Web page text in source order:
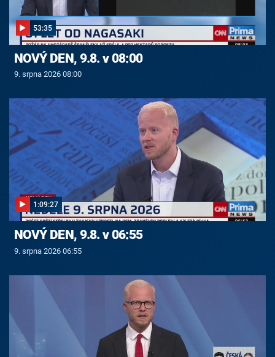
53:35
NOVÝ DEN, 9.8. v 08:00
9. srpna 2026 08:00
1:09:27
NOVÝ DEN, 9.8. v 06:55
9. srpna 2026 06:55